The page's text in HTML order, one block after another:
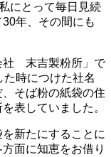
にとって毎日見続
年、その間にも
社 末吉製粉所」で
時につけた社名
そば粉の紙袋の住
表していました。
新たにすることに
面に知恵をお借り